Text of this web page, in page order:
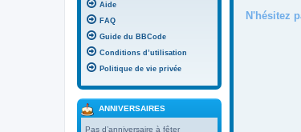
N'hésitez
Aide
FAQ
Guide du BBCode
Conditions d’utilisation
Politique de vie privée
ANNIVERSAIRES
Pas d’anniversaire à fêter